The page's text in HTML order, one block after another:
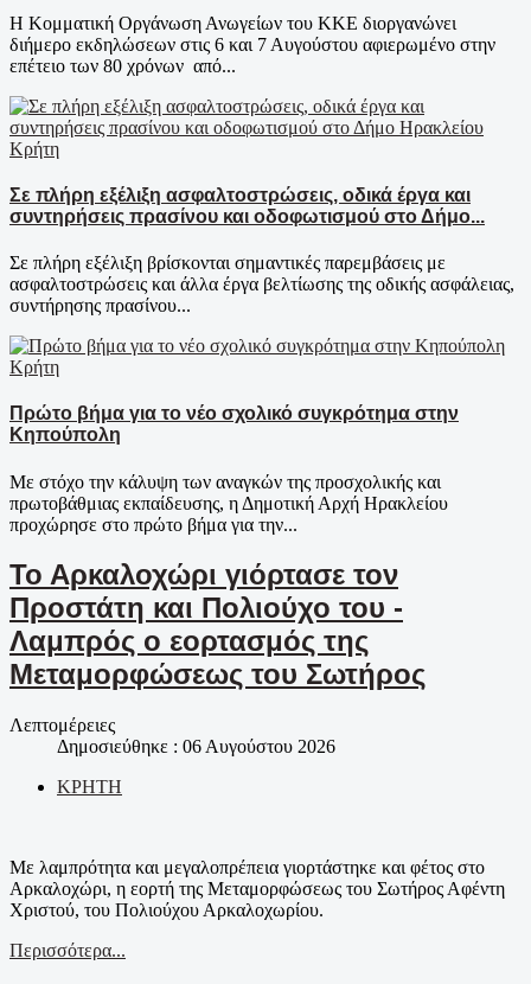
Η Κομματική Οργάνωση Ανωγείων του ΚΚΕ διοργανώνει
διήμερο εκδηλώσεων στις 6 και 7 Αυγούστου αφιερωμένο στην
επέτειο των 80 χρόνων από...
Κρήτη
Σε πλήρη εξέλιξη ασφαλτοστρώσεις, οδικά έργα και
συντηρήσεις πρασίνου και οδοφωτισμού στο Δήμο...
Σε πλήρη εξέλιξη βρίσκονται σημαντικές παρεμβάσεις με
ασφαλτοστρώσεις και άλλα έργα βελτίωσης της οδικής ασφάλειας,
συντήρησης πρασίνου...
Κρήτη
Πρώτο βήμα για το νέο σχολικό συγκρότημα στην
Κηπούπολη
Με στόχο την κάλυψη των αναγκών της προσχολικής και
πρωτοβάθμιας εκπαίδευσης, η Δημοτική Αρχή Ηρακλείου
προχώρησε στο πρώτο βήμα για την...
Το Αρκαλοχώρι γιόρτασε τον
Προστάτη και Πολιούχο του -
Λαμπρός ο εορτασμός της
Μεταμορφώσεως του Σωτήρος
Λεπτομέρειες
Δημοσιεύθηκε : 06 Αυγούστου 2026
ΚΡΗΤΗ
Με λαμπρότητα και μεγαλοπρέπεια γιορτάστηκε και φέτος στο
Αρκαλοχώρι, η εορτή της Μεταμορφώσεως του Σωτήρος Αφέντη
Χριστού, του Πολιούχου Αρκαλοχωρίου.
Περισσότερα...